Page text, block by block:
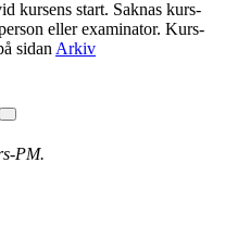
kursens start. Saknas kurs-
eller examinator. Kurs-
sidan Arkiv
PM.